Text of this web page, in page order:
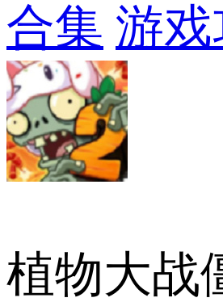
合集 游
植物大战